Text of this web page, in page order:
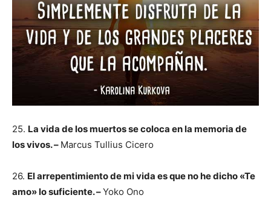
25. La vida de los muertos se coloca en la memoria de
los vivos. – Marcus Tullius Cicero
26. El arrepentimiento de mi vida es que no he dicho «Te
amo» lo suficiente. –Yoko Ono